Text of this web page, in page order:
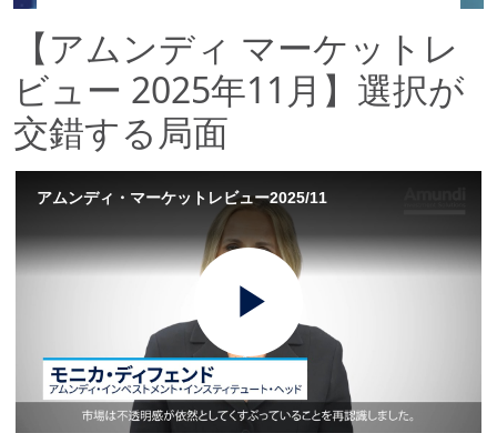
【アムンディ マーケットレ
ビュー 2025年11月】選択が
交錯する局面
アムンディ・マーケットレビュー2025/11
Play